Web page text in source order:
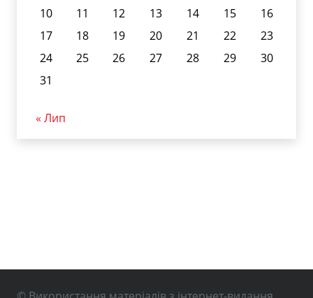
10
11 12 13 14 15
16
17
18 19 20 21 22
23
24
25 26 27 28 29
30
31
« Лип